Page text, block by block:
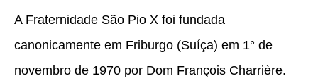
A Fraternidade São Pio X foi fundada
canonicamente em Friburgo (Suíça) em 1° de
novembro de 1970 por Dom François Charrière.